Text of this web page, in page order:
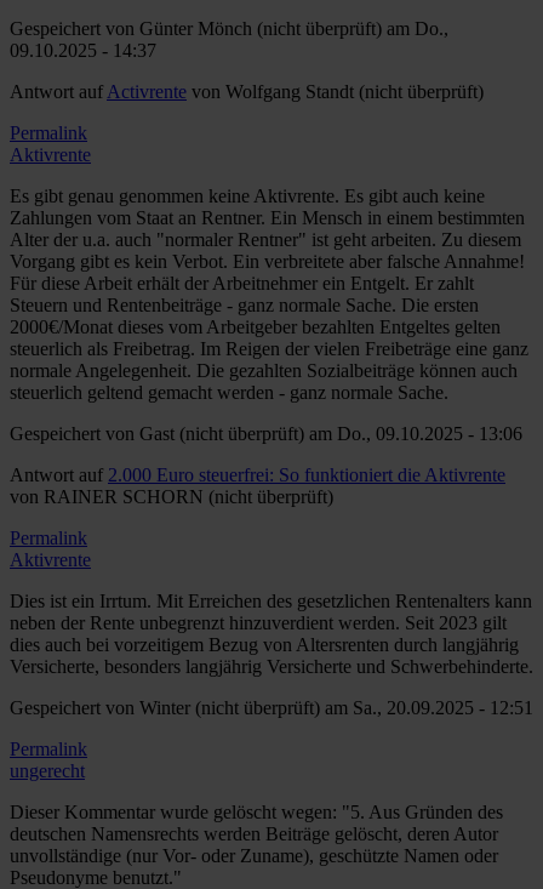
Gespeichert von Günter Mönch (nicht überprüft) am Do.,
09.10.2025 - 14:37
Antwort auf Activrente von Wolfgang Standt (nicht überprüft)
Permalink
Aktivrente
Es gibt genau genommen keine Aktivrente. Es gibt auch keine
Zahlungen vom Staat an Rentner. Ein Mensch in einem bestimmten
Alter der u.a. auch "normaler Rentner" ist geht arbeiten. Zu diesem
Vorgang gibt es kein Verbot. Ein verbreitete aber falsche Annahme!
Für diese Arbeit erhält der Arbeitnehmer ein Entgelt. Er zahlt
Steuern und Rentenbeiträge - ganz normale Sache. Die ersten
2000€/Monat dieses vom Arbeitgeber bezahlten Entgeltes gelten
steuerlich als Freibetrag. Im Reigen der vielen Freibeträge eine ganz
normale Angelegenheit. Die gezahlten Sozialbeiträge können auch
steuerlich geltend gemacht werden - ganz normale Sache.
Gespeichert von Gast (nicht überprüft) am Do., 09.10.2025 - 13:06
Antwort auf 2.000 Euro steuerfrei: So funktioniert die Aktivrente
von RAINER SCHORN (nicht überprüft)
Permalink
Aktivrente
Dies ist ein Irrtum. Mit Erreichen des gesetzlichen Rentenalters kann
neben der Rente unbegrenzt hinzuverdient werden. Seit 2023 gilt
dies auch bei vorzeitigem Bezug von Altersrenten durch langjährig
Versicherte, besonders langjährig Versicherte und Schwerbehinderte.
Gespeichert von Winter (nicht überprüft) am Sa., 20.09.2025 - 12:51
Permalink
ungerecht
Dieser Kommentar wurde gelöscht wegen: "5. Aus Gründen des
deutschen Namensrechts werden Beiträge gelöscht, deren Autor
unvollständige (nur Vor- oder Zuname), geschützte Namen oder
Pseudonyme benutzt."